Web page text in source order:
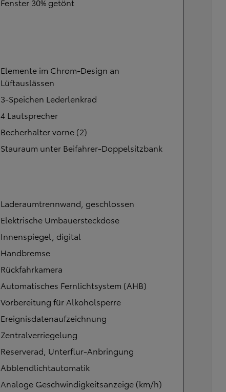
Elemente im Chrom-Design an
Lüftauslässen
3-Speichen Lederlenkrad
4 Lautsprecher
Becherhalter vorne (2)
Stauraum unter Beifahrer-Doppelsitzbank
Laderaumtrennwand, geschlossen
Elektrische Umbauersteckdose
Innenspiegel, digital
Handbremse
Rückfahrkamera
Automatisches Fernlichtsystem (AHB)
Vorbereitung für Alkoholsperre
Ereignisdatenaufzeichnung
Zentralverriegelung
Reserverad, Unterflur-Anbringung
Abblendlichtautomatik
Analoge Geschwindigkeitsanzeige (km/h)